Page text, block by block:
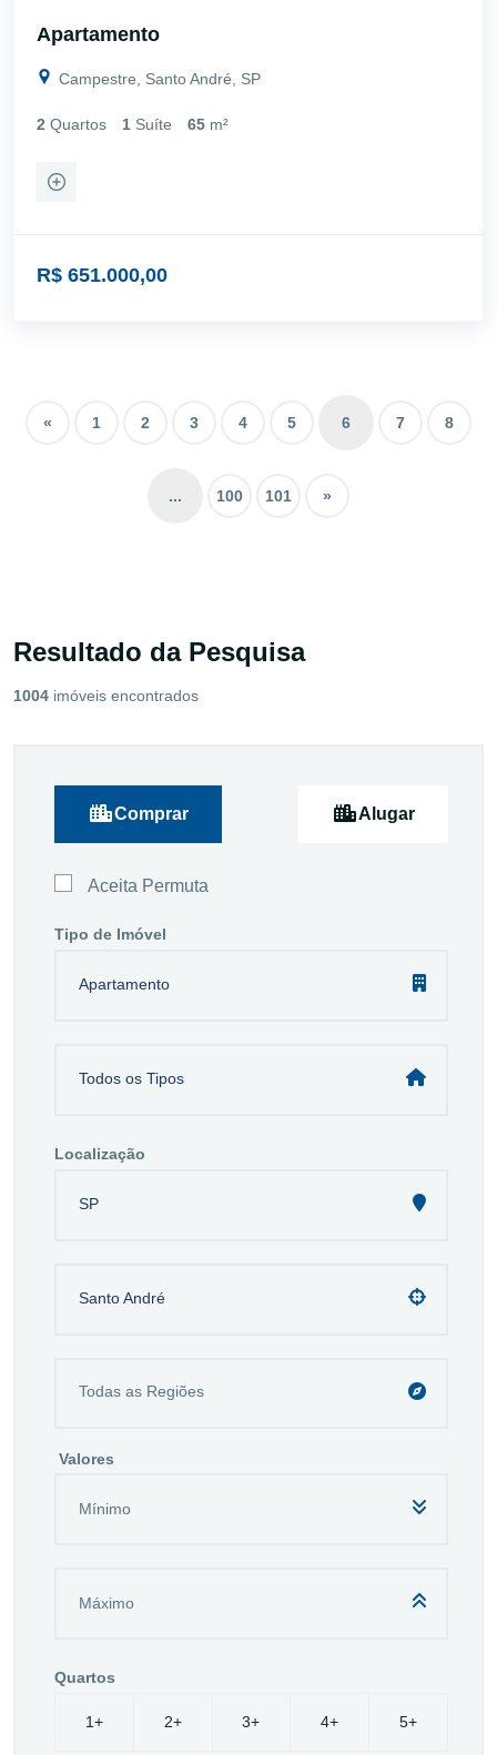
Resultado da Pesquisa
1004 imóveis encontrados
Comprar Alugar
Aceita Permuta
Tipo de Imóvel
Apartamento
Todos os Tipos
Localização
SP
Santo André
Valores
Quartos
1+ 2+ 3+ 4+ 5+
Apartamento
Campestre, Santo André, SP
2 Quartos 1 Suíte 65 m²
R$ 651.000,00
« 1 2 3 4 5 6 7 8
... 100 101 »